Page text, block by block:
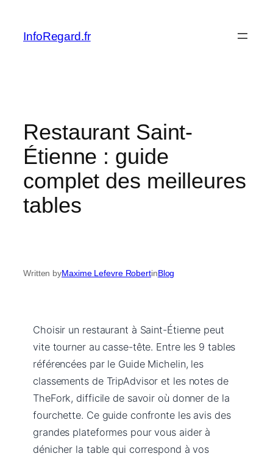
content
InfoRegard.fr
Restaurant Saint-
Étienne : guide
complet des meilleures
tables
Written byMaxime Lefevre RobertinBlog
Choisir un restaurant à Saint-Étienne peut
vite tourner au casse-tête. Entre les 9 tables
référencées par le Guide Michelin, les
classements de TripAdvisor et les notes de
TheFork, difficile de savoir où donner de la
fourchette. Ce guide confronte les avis des
grandes plateformes pour vous aider à
dénicher la table qui correspond à vos